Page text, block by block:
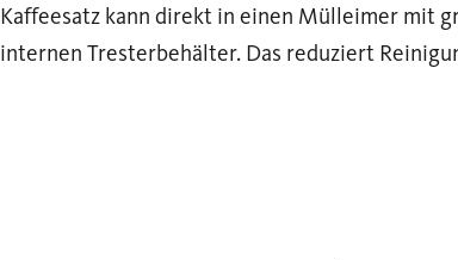
Kaffeesatz kann direkt in einen Mülleimer mit
internen Tresterbehälter. Das reduziert